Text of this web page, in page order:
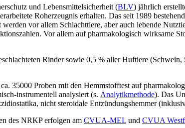
und Lebensmittelsicherheit (BLV) jährlich
Roherzeugnis erhalten. Das seit 1989
vor allem Schlachttiere, aber auch lebende
Vor allem auf pharmakologisch wirksame
Rinder sowie 0,5 % aller Huftiere
35000 Proben mit den Hemmstofftest auf
instrumentell analysiert (s. Analytikmethode). Das
nicht steroidale Entzündungshemmer
des NRKP erfolgen am CVUA-MEL und CVUA